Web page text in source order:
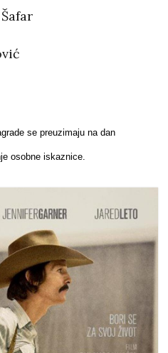
se preuzimaju na dan
osobne iskaznice.